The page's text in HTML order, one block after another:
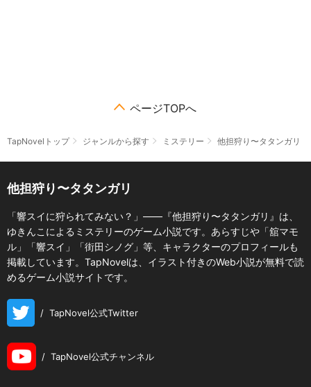
ページTOPへ
TapNovelトップ ジャンルから探す ミステリー 他担狩り〜タタンガリ
他担狩り〜タタンガリ
「響スイに狩られてみない？」――『他担狩り〜タタンガリ』は、
ゆきんこによるミステリーのゲーム小説です。あらすじや「舘マモ
ル」「響スイ」「街田シノグ」等、キャラクターのプロフィールも
掲載しています。TapNovelは、イラスト付きのWeb小説が無料で読
めるゲーム小説サイトです。
/ TapNovel公式Twitter
/ TapNovel公式チャンネル